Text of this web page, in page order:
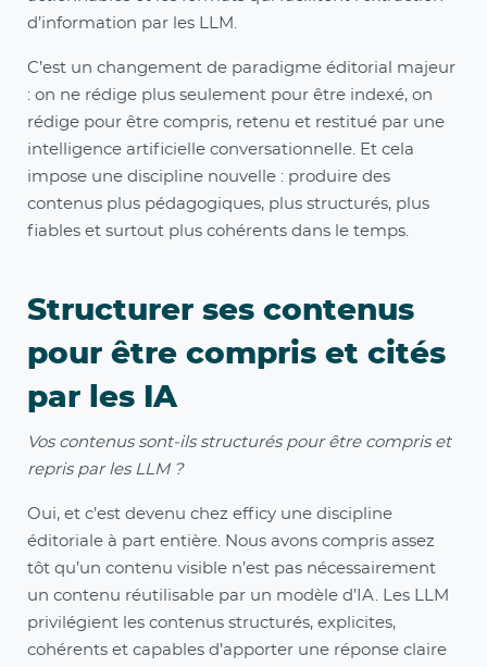
d’information par les LLM.
C’est un changement de paradigme éditorial majeur
: on ne rédige plus seulement pour être indexé, on
rédige pour être compris, retenu et restitué par une
intelligence artificielle conversationnelle. Et cela
impose une discipline nouvelle : produire des
contenus plus pédagogiques, plus structurés, plus
fiables et surtout plus cohérents dans le temps.
Structurer ses contenus
pour être compris et cités
par les IA
Vos contenus sont-ils structurés pour être compris et
repris par les LLM ?
Oui, et c’est devenu chez efficy une discipline
éditoriale à part entière. Nous avons compris assez
tôt qu’un contenu visible n’est pas nécessairement
un contenu réutilisable par un modèle d’IA. Les LLM
privilégient les contenus structurés, explicites,
cohérents et capables d’apporter une réponse claire